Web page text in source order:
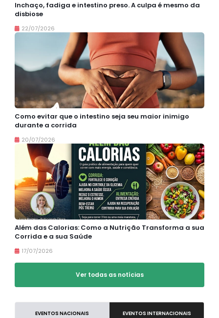
Inchaço, fadiga e intestino preso. A culpa é mesmo da
disbiose
22/07/2026
Como evitar que o intestino seja seu maior inimigo
durante a corrida
20/07/2026
Além das Calorias: Como a Nutrição Transforma a sua
Corrida e a sua Saúde
17/07/2026
Ver todas as notícias
EVENTOS NACIONAIS EVENTOS INTERNACIONAIS